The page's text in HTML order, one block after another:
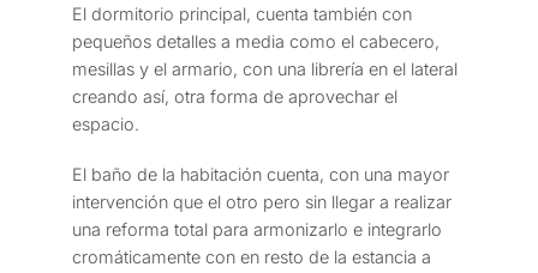
El dormitorio principal, cuenta también con
pequeños detalles a media como el cabecero,
mesillas y el armario, con una librería en el lateral
creando así, otra forma de aprovechar el
espacio.
El baño de la habitación cuenta, con una mayor
intervención que el otro pero sin llegar a realizar
una reforma total para armonizarlo e integrarlo
cromáticamente con en resto de la estancia a